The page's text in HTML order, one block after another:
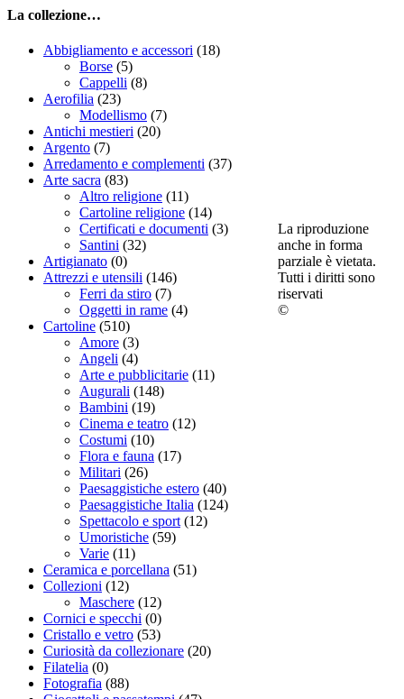
La collezione…
Abbigliamento e accessori (18)
Borse (5)
Cappelli (8)
Aerofilia (23)
Modellismo (7)
Antichi mestieri (20)
Argento (7)
Arredamento e complementi (37)
Arte sacra (83)
Altro religione (11)
Cartoline religione (14)
Certificati e documenti (3)
Santini (32)
Artigianato (0)
Attrezzi e utensili (146)
Ferri da stiro (7)
Oggetti in rame (4)
Cartoline (510)
Amore (3)
Angeli (4)
Arte e pubblicitarie (11)
Augurali (148)
Bambini (19)
Cinema e teatro (12)
Costumi (10)
Flora e fauna (17)
Militari (26)
Paesaggistiche estero (40)
Paesaggistiche Italia (124)
Spettacolo e sport (12)
Umoristiche (59)
Varie (11)
Ceramica e porcellana (51)
Collezioni (12)
Maschere (12)
Cornici e specchi (0)
Cristallo e vetro (53)
Curiosità da collezionare (20)
Filatelia (0)
Fotografia (88)
La riproduzione
anche in forma
parziale è vietata.
Tutti i diritti sono
riservati
©